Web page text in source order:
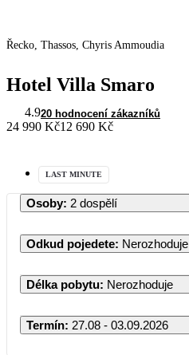
Řecko, Thassos, Chyris Ammoudia
Hotel Villa Smaro
4.920 hodnocení zákazníků
24 990 Kč12 690 Kč
LAST MINUTE
Osoby: 2 dospělí
Odkud pojedete: Nerozhoduje
Délka pobytu: Nerozhoduje
Termín: 27.08 - 03.09.2026